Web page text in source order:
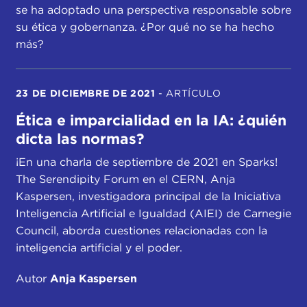
se ha adoptado una perspectiva responsable sobre
su ética y gobernanza. ¿Por qué no se ha hecho
más?
23 DE DICIEMBRE DE 2021 - ARTÍCULO
Ética e imparcialidad en la IA: ¿quién
dicta las normas?
¡En una charla de septiembre de 2021 en Sparks!
The Serendipity Forum en el CERN, Anja
Kaspersen, investigadora principal de la Iniciativa
Inteligencia Artificial e Igualdad (AIEI) de Carnegie
Council, aborda cuestiones relacionadas con la
inteligencia artificial y el poder.
Autor Anja Kaspersen